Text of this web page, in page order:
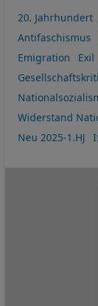
20. Jahrhundert
Antifaschismus
Emigration
Exil
Widerstand
Neu 2025-1.HJ